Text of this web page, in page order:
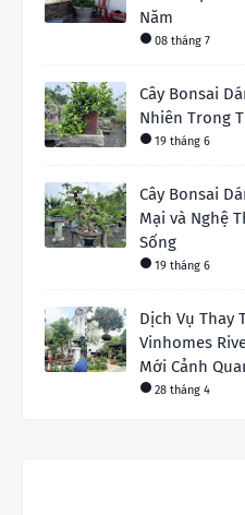
Năm
08 tháng 7
Cây Bonsai
Nhiên Trong
19 tháng 6
Cây Bonsai
Mại và Nghệ
Sống
19 tháng 6
Dịch Vụ Thay
Vinhomes
Mới Cảnh
28 tháng 4